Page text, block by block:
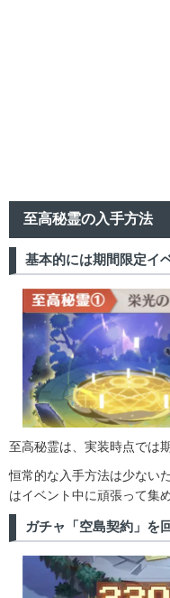
至高秘霊の入手方法
基本的には期間限定イ
至高秘霊は、実装時点では
恒常的な入手方法は少ない
はイベント中に頑張って集め
ガチャ「空島契約」を